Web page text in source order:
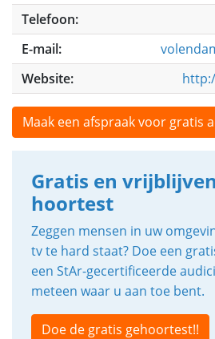
Telefoon:
E-mail:
Website:
Maak een afspraak voor gratis
Gratis en
hoortest
Zeggen mensen in uw
tv te hard staat? Doe een
een StAr-gecertificeerde
meteen waar u aan toe bent.
Doe de gratis gehoortest!!